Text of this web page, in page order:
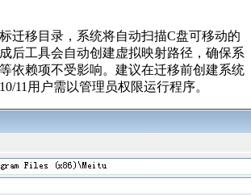
迁移目录，系统将自动扫描C盘可移动的
后工具会自动创建虚拟映射路径，确保系
依赖项不受影响。建议在迁移前创建系统
11用户需以管理员权限运行程序。